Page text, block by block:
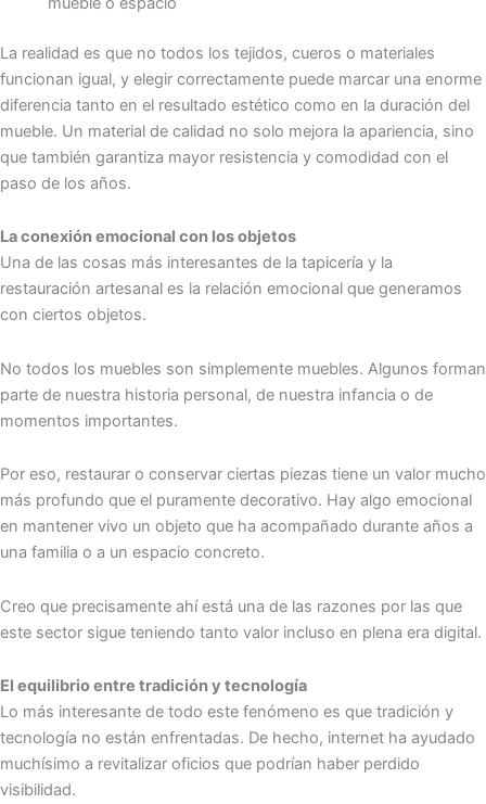
La realidad es que no todos los tejidos, cueros o materiales
funcionan igual, y elegir correctamente puede marcar una enorme
diferencia tanto en el resultado estético como en la duración del
mueble. Un material de calidad no solo mejora la apariencia, sino
que también garantiza mayor resistencia y comodidad con el
paso de los años.
La conexión emocional con los objetos
Una de las cosas más interesantes de la tapicería y la
restauración artesanal es la relación emocional que generamos
con ciertos objetos.
No todos los muebles son simplemente muebles. Algunos forman
parte de nuestra historia personal, de nuestra infancia o de
momentos importantes.
Por eso, restaurar o conservar ciertas piezas tiene un valor mucho
más profundo que el puramente decorativo. Hay algo emocional
en mantener vivo un objeto que ha acompañado durante años a
una familia o a un espacio concreto.
Creo que precisamente ahí está una de las razones por las que
este sector sigue teniendo tanto valor incluso en plena era digital.
El equilibrio entre tradición y tecnología
Lo más interesante de todo este fenómeno es que tradición y
tecnología no están enfrentadas. De hecho, internet ha ayudado
muchísimo a revitalizar oficios que podrían haber perdido
visibilidad.